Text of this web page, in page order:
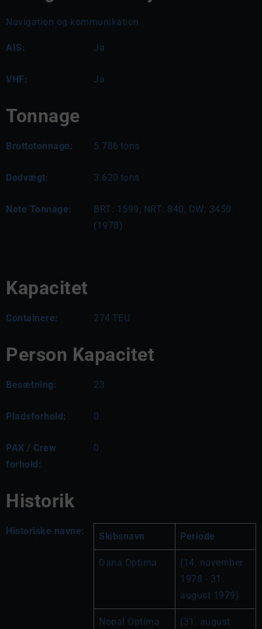
Navigation og kommunikation
AIS: Ja
VHF: Ja
Tonnage
Bruttotonnage: 5.786 tons
Dødvægt: 3.620 tons
Note Tonnage:
BRT: 1599, NRT: 840, DW: 3450
(1978)
Kapacitet
Containere: 274 TEU
Person Kapacitet
Besætning: 23
Pladsforhold: 0
PAX / Crew
forhold:
0
Historik
Historiske navne: Skibsnavn Periode
Dana Optima
(14. november
1978 - 31.
august 1979)
Nopal Optima
(31. august